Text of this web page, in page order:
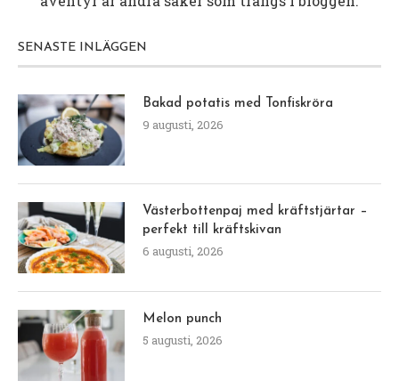
SENASTE INLÄGGEN
Bakad potatis med Tonfiskröra
9 augusti, 2026
Västerbottenpaj med kräftstjärtar –
perfekt till kräftskivan
6 augusti, 2026
Melon punch
5 augusti, 2026